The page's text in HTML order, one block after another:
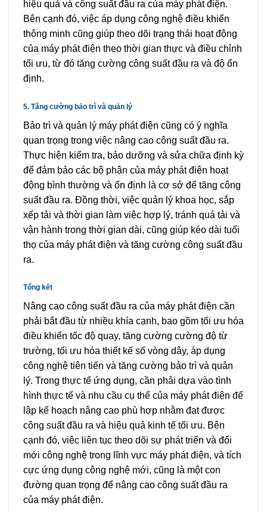
hiệu quả và công suất đầu ra của máy phát điện.
Bên cạnh đó, việc áp dụng công nghệ điều khiển
thông minh cũng giúp theo dõi trạng thái hoạt động
của máy phát điện theo thời gian thực và điều chỉnh
tối ưu, từ đó tăng cường công suất đầu ra và độ ổn
định.
5. Tăng cường bảo trì và quản lý
Bảo trì và quản lý máy phát điện cũng có ý nghĩa
quan trọng trong việc nâng cao công suất đầu ra.
Thực hiện kiểm tra, bảo dưỡng và sửa chữa định kỳ
để đảm bảo các bộ phận của máy phát điện hoạt
động bình thường và ổn định là cơ sở để tăng công
suất đầu ra. Đồng thời, việc quản lý khoa học, sắp
xếp tải và thời gian làm việc hợp lý, tránh quá tải và
vận hành trong thời gian dài, cũng giúp kéo dài tuổi
thọ của máy phát điện và tăng cường công suất đầu
ra.
Tổng kết
Nâng cao công suất đầu ra của máy phát điện cần
phải bắt đầu từ nhiều khía cạnh, bao gồm tối ưu hóa
điều khiển tốc độ quay, tăng cường cường độ từ
trường, tối ưu hóa thiết kế số vòng dây, áp dụng
công nghệ tiên tiến và tăng cường bảo trì và quản
lý. Trong thực tế ứng dụng, cần phải dựa vào tình
hình thực tế và nhu cầu cụ thể của máy phát điện để
lập kế hoạch nâng cao phù hợp nhằm đạt được
công suất đầu ra và hiệu quả kinh tế tối ưu. Bên
cạnh đó, việc liên tục theo dõi sự phát triển và đổi
mới công nghệ trong lĩnh vực máy phát điện, và tích
cực ứng dụng công nghệ mới, cũng là một con
đường quan trọng để nâng cao công suất đầu ra
của máy phát điện.